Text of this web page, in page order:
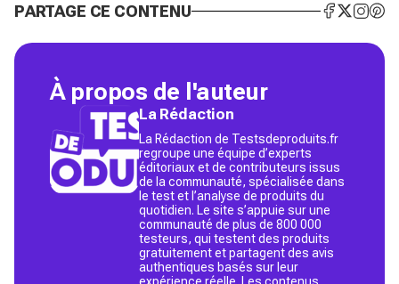
PARTAGE CE CONTENU
À propos de l'auteur
La Rédaction
La Rédaction de Testsdeproduits.fr
regroupe une équipe d’experts
éditoriaux et de contributeurs issus
de la communauté, spécialisée dans
le test et l’analyse de produits du
quotidien. Le site s’appuie sur une
communauté de plus de 800 000
testeurs, qui testent des produits
gratuitement et partagent des avis
authentiques basés sur leur
expérience réelle. Les contenus